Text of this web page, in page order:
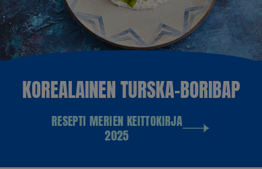
KOREALAINEN TURSKA-BORIBAP
RESEPTI MERIEN KEITTOKIRJA
2025